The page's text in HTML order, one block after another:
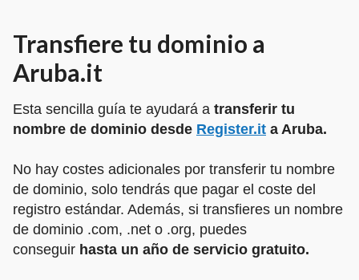
Transfiere tu dominio a
Aruba.it
Esta sencilla guía te ayudará a transferir tu
nombre de dominio desde Register.it a Aruba.
No hay costes adicionales por transferir tu nombre
de dominio, solo tendrás que pagar el coste del
registro estándar. Además, si transfieres un nombre
de dominio .com, .net o .org, puedes
conseguir hasta un año de servicio gratuito.